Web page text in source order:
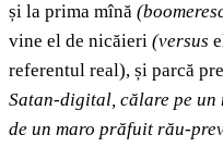
și la prima mînă
vine el de nicăieri (versus
referentul real), și parcă
Satan-digital, călare pe un
de un maro prăfuit rău-